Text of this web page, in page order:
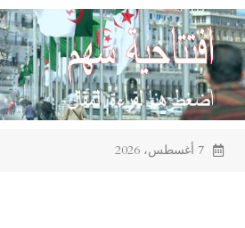
Skip
to
content
7 أغسطس، 2026